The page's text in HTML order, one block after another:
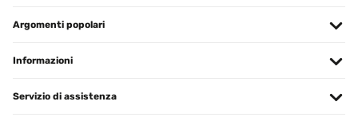
03/11/2024
Argomenti popolari
Informazioni
Servizio di assistenza